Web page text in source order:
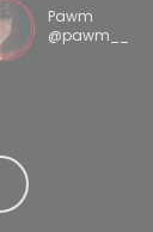
Pawm
@pawm__